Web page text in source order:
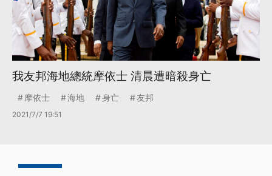
我友邦海地總統摩依士 清晨遭暗殺身亡
摩依士 海地 身亡 友邦
2021/7/7 19:51